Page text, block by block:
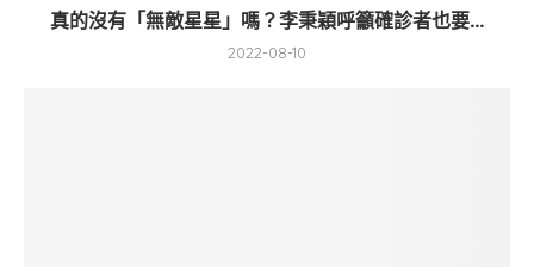
真的沒有「無敵星星」嗎？李秉穎呼籲確診者也要...
2022-08-10